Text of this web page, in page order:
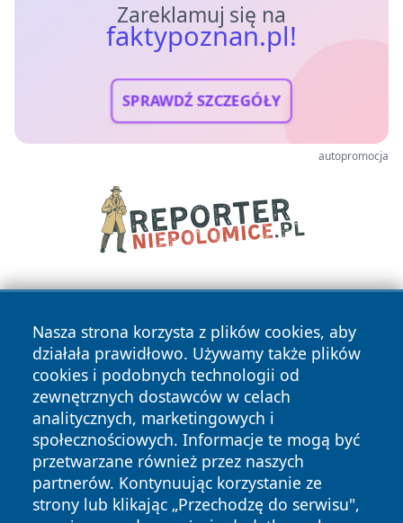
Zareklamuj się na
faktypoznan.pl!
SPRAWDŹ SZCZEGÓŁY
autopromocja
Nasza strona korzysta z plików cookies, aby
działała prawidłowo. Używamy także plików
cookies i podobnych technologii od
zewnętrznych dostawców w celach
analitycznych, marketingowych i
społecznościowych. Informacje te mogą być
przetwarzane również przez naszych
partnerów. Kontynuując korzystanie ze
strony lub klikając „Przechodzę do serwisu",
Copyright © 2026 faktypoznan.pl Wszystkie prawa
zastrzeżone.
News Autorzy
Polityka
Prywatności
Polityka
Cookies